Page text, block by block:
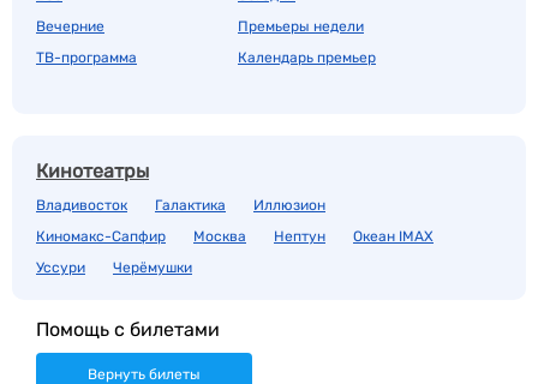
Вечерние
ТВ-программа
Премьеры недели
Календарь премьер
Кинотеатры
Владивосток Галактика
Иллюзион
Киномакс-Сапфир
Москва Нептун
Океан IMAX
Уссури
Черёмушки
Помощь с билетами
Вернуть билеты